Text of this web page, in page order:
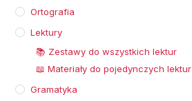
Ortografia
Lektury
📚 Zestawy do wszystkich lektur
📖 Materiały do pojedynczych lektur
Gramatyka